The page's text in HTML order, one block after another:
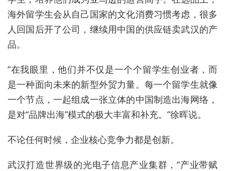
海外留学生会从自己国家的文化消费习惯考虑，很多
人回国后开了公司，继续用中国的供应链卖武汉的产
品。
“在我眼里，他们并不仅是一个个留学生创业者，而
是一种面向未来的新型外贸力量。每一个留学生就像
一个节点，一起组成一张立体的中国制造出海网络，
是对“品牌出海”模式的极大丰富和补充。”徐晖说。
不论任何时候，企业核心竞争力都是创新。
武汉打造世界级的光电子信息产业集群，“产业带赋